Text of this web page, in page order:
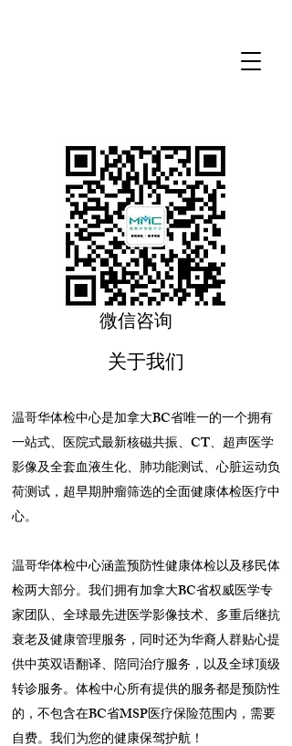
微信咨询
关于我们
温哥华体检中心是加拿大BC省唯一的一个拥有
一站式、医院式最新核磁共振、CT、超声医学
影像及全套血液生化、肺功能测试、心脏运动负
荷测试，超早期肿瘤筛选的全面健康体检医疗中
心。
温哥华体检中心涵盖预防性健康体检以及移民体
检两大部分。我们拥有加拿大BC省权威医学专
家团队、全球最先进医学影像技术、多重后继抗
衰老及健康管理服务，同时还为华裔人群贴心提
供中英双语翻译、陪同治疗服务，以及全球顶级
转诊服务。体检中心所有提供的服务都是预防性
的，不包含在BC省MSP医疗保险范围内，需要
自费。我们为您的健康保驾护航！